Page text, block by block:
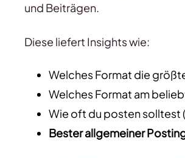
und Beiträgen.
Diese liefert Insights wie:
Welches Format die
Welches Format am
Wie oft du posten solltest
Bester allgemeiner